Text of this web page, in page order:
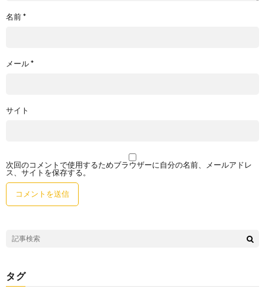
名前*
メール*
サイト
次回のコメントで使用するためブラウザーに自分の名前、メールアドレ
ス、サイトを保存する。
タグ